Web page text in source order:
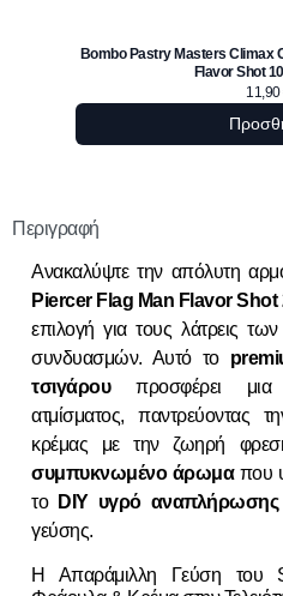
Bombo Pastry Masters Climax
Flavor Shot
11,90
Περιγραφή
Ανακαλύψτε την απόλυτη
Piercer Flag Man Flavor
επιλογή για τους λάτρεις
συνδυασμών. Αυτό το
τσιγάρουπροσφέρει μια
ατμίσματος, παντρεύοντας
κρέμας με την ζωηρή
συμπυκνωμένο άρωμαπου
το DIY υγρό αναπλήρωσης
γεύσης.
Η Απαράμιλλη Γεύση του